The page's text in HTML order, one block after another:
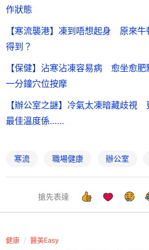
作狀態
【寒流襲港】凍到唔想起身 原來牛
得到？
【保健】沾寒沾凍容易病 愈坐愈
一分鐘穴位按摩
【辦公室之謎】冷氣太凍暗藏歧視
最佳溫度係……
寒流 職場健康 辦公室
搶先表達
健康 醫美Easy